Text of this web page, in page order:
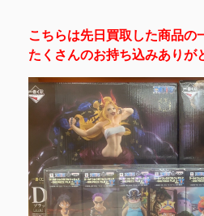
こちらは先日買取した商品の
たくさんのお持ち込みありが